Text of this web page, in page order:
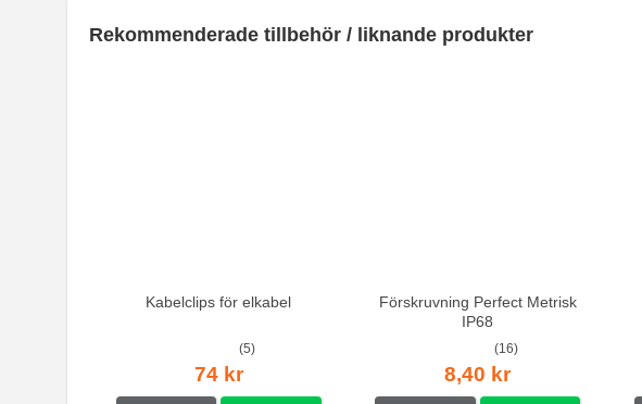
Rekommenderade tillbehör / liknande produkter
Kabelclips för elkabel
(5)
74 kr
Förskruvning Perfect Metrisk
IP68
(16)
8,40 kr